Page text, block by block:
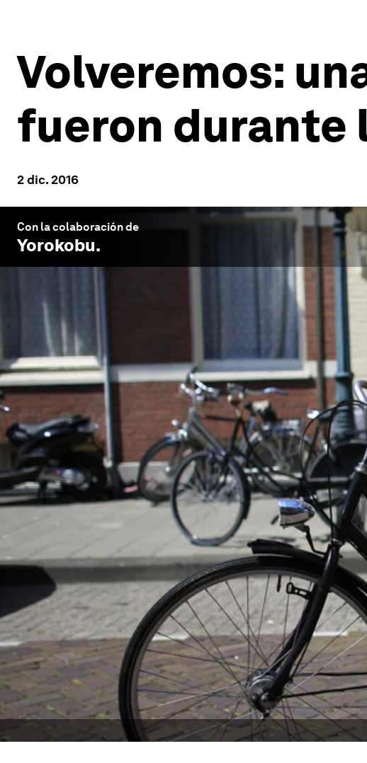
Volveremos:
fueron durante
2 dic. 2016
Con la colaboración de
Yorokobu.